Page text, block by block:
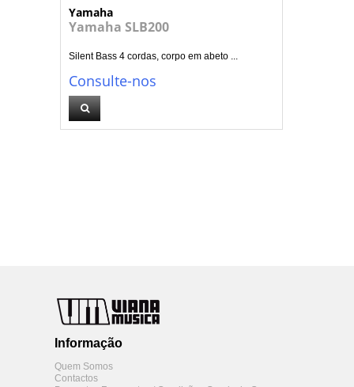
Yamaha
Yamaha SLB200
Silent Bass 4 cordas, corpo em abeto ...
Consulte-nos
Informação
Quem Somos
Contactos